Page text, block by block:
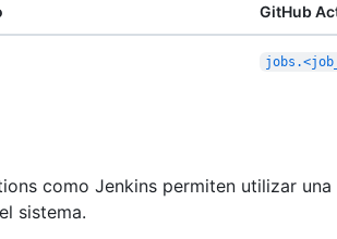
GitHub
como Jenkins permiten utilizar
sistema.